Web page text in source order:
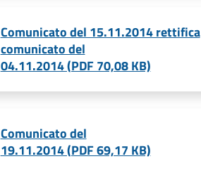
Comunicato del 15.11.2014 rettifica
comunicato del
04.11.2014 (PDF 70,08 KB)
Comunicato del
19.11.2014 (PDF 69,17 KB)